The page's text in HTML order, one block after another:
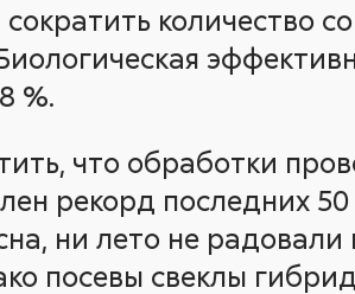
количество
%.
что обработки
рекорд последних
ни лето не
посевы свеклы